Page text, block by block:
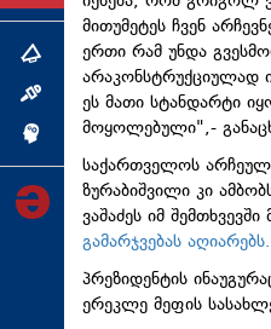
თემა
ინტერვიუ
ინქვიზიცია
მითუმეტეს ჩვენ
ერთი რამ უნდა
არაკონსტრუქციულად
ეს მათი სტანდარტი
მოყოლებული",-
საქართველოს
ზურაბიშვილი კი
ვაშაძეს იმ
გამარჯვებას აღიარებს.
პრეზიდენტის
ერეკლე მეფის